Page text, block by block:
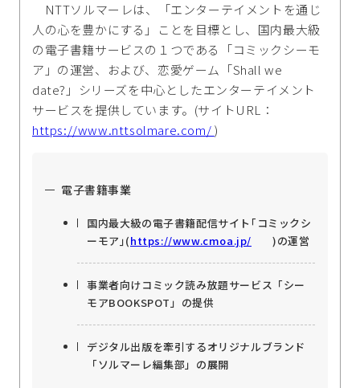
NTTソルマーレは、「エンターテイメントを通じ
人の心を豊かにする」ことを目標とし、国内最大級
の電子書籍サービスの１つである「コミックシーモ
ア」の運営、および、恋愛ゲーム「Shall we
date?」シリーズを中心としたエンターテイメント
サービスを提供しています。(サイトURL：
https://www.nttsolmare.com/)
電子書籍事業
国内最大級の電子書籍配信サイト｢コミックシ
ーモア｣(https://www.cmoa.jp/ )の運営
事業者向けコミック読み放題サービス「シー
モアBOOKSPOT」の提供
デジタル出版を牽引するオリジナルブランド
「ソルマーレ編集部」の展開